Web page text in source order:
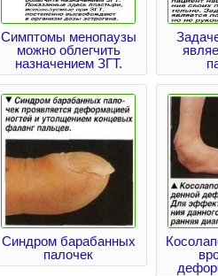
Симптомы менопаузы
можно облегчить
назначением ЗГТ.
Синдром барабанных
палочек